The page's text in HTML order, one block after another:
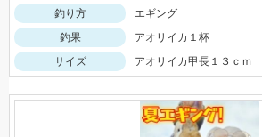
釣り方
エギング
釣果
アオリイカ１杯
サイズ
アオリイカ甲長１３ｃｍ